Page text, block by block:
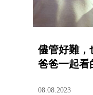
儘管好難，
爸爸一起看
08.08.2023